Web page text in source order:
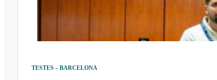
TESTES – BARCELONA